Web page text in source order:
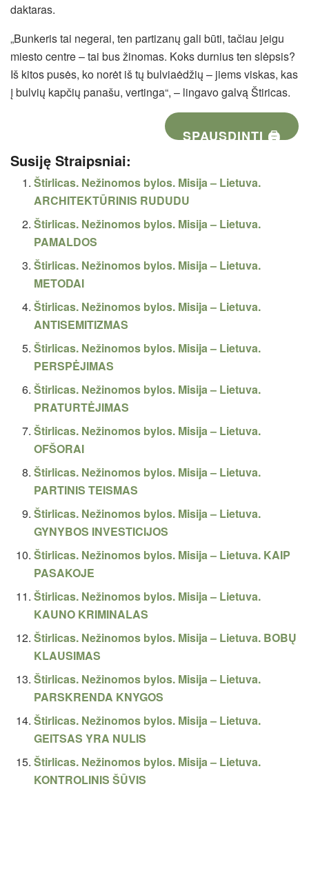
daktaras.
„Bunkeris tai negerai, ten partizanų gali būti, tačiau jeigu
miesto centre – tai bus žinomas. Koks durnius ten slėpsis?
Iš kitos pusės, ko norėt iš tų bulviaėdžių – jiems viskas, kas
į bulvių kapčių panašu, vertinga“, – lingavo galvą Štiricas.
SPAUSDINTI 🖨
Susiję Straipsniai:
Štirlicas. Nežinomos bylos. Misija – Lietuva.
ARCHITEKTŪRINIS RUDUDU
Štirlicas. Nežinomos bylos. Misija – Lietuva.
PAMALDOS
Štirlicas. Nežinomos bylos. Misija – Lietuva.
METODAI
Štirlicas. Nežinomos bylos. Misija – Lietuva.
ANTISEMITIZMAS
Štirlicas. Nežinomos bylos. Misija – Lietuva.
PERSPĖJIMAS
Štirlicas. Nežinomos bylos. Misija – Lietuva.
PRATURTĖJIMAS
Štirlicas. Nežinomos bylos. Misija – Lietuva.
OFŠORAI
Štirlicas. Nežinomos bylos. Misija – Lietuva.
PARTINIS TEISMAS
Štirlicas. Nežinomos bylos. Misija – Lietuva.
GYNYBOS INVESTICIJOS
Štirlicas. Nežinomos bylos. Misija – Lietuva. KAIP
PASAKOJE
Štirlicas. Nežinomos bylos. Misija – Lietuva.
KAUNO KRIMINALAS
Štirlicas. Nežinomos bylos. Misija – Lietuva. BOBŲ
KLAUSIMAS
Štirlicas. Nežinomos bylos. Misija – Lietuva.
PARSKRENDA KNYGOS
Štirlicas. Nežinomos bylos. Misija – Lietuva.
GEITSAS YRA NULIS
Štirlicas. Nežinomos bylos. Misija – Lietuva.
KONTROLINIS ŠŪVIS